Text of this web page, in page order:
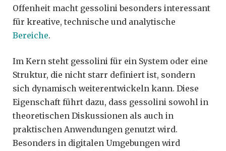
Offenheit macht gessolini besonders interessant
für kreative, technische und analytische
Bereiche.
Im Kern steht gessolini für ein System oder eine
Struktur, die nicht starr definiert ist, sondern
sich dynamisch weiterentwickeln kann. Diese
Eigenschaft führt dazu, dass gessolini sowohl in
theoretischen Diskussionen als auch in
praktischen Anwendungen genutzt wird.
Besonders in digitalen Umgebungen wird